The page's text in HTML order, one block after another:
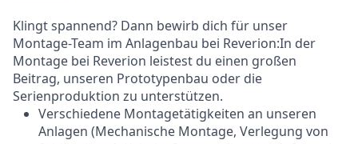
Klingt spannend? Dann bewirb dich für unser
Montage-Team im Anlagenbau bei Reverion:In der
Montage bei Reverion leistest du einen großen
Beitrag, unseren Prototypenbau oder die
Serienproduktion zu unterstützen.
Verschiedene Montagetätigkeiten an unseren
Anlagen (Mechanische Montage, Verlegung von